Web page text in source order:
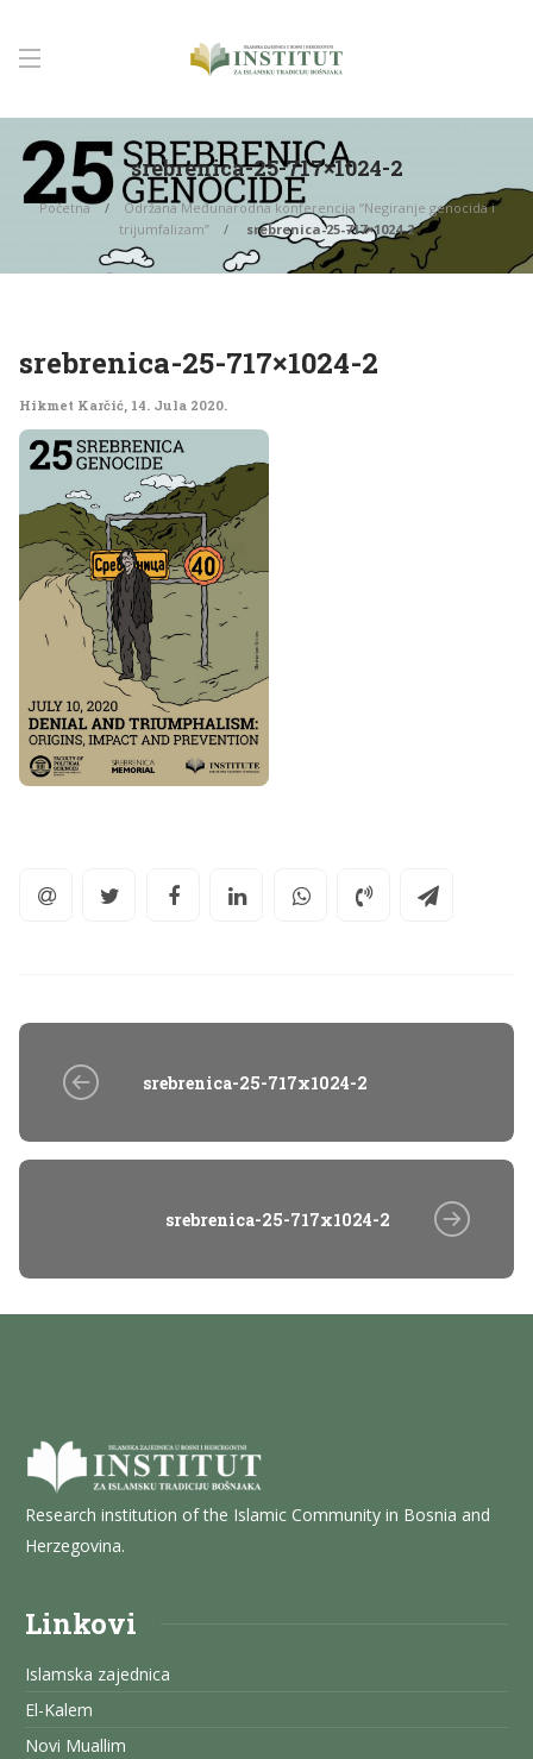
srebrenica-25-717×1024-2
Početna
Održana Međunarodna konferencija “Negiranje genocida i
trijumfalizam”
srebrenica-25-717×1024-2
srebrenica-25-717×1024-2
Hikmet Karčić, 14. Jula 2020.
srebrenica-25-717x1024-2
srebrenica-25-717x1024-2
Research institution of the Islamic Community in Bosnia and
Herzegovina.
Linkovi
Islamska zajednica
El-Kalem
Novi Muallim